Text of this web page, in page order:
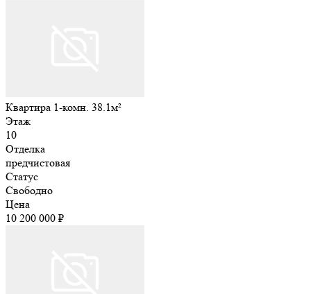
Квартира 1-комн. 38.1м²
Этаж
10
Отделка
предчистовая
Статус
Свободно
Цена
10 200 000 ₽